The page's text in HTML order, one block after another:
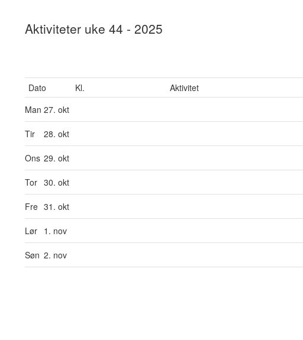
Aktiviteter uke 44 - 2025
Dato Kl. Aktivitet
Man 27. okt
Tir 28. okt
Ons 29. okt
Tor 30. okt
Fre 31. okt
Lør 1. nov
Søn 2. nov